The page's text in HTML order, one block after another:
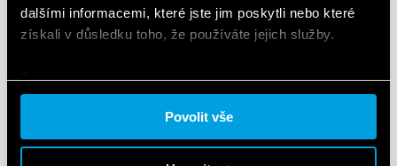
dalšími informacemi, které jste jim poskytli nebo které
získali v důsledku toho, že používáte jejich služby.
Cookie policy.
Povolit vše